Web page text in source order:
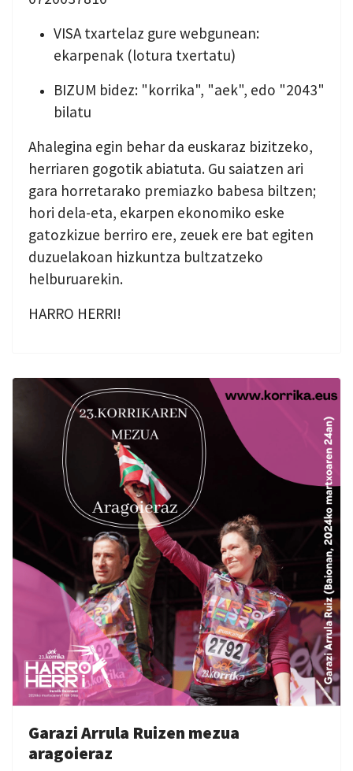
VISA txartelaz gure webgunean:
ekarpenak (lotura txertatu)
BIZUM bidez: "korrika", "aek", edo "2043"
bilatu
Ahalegina egin behar da euskaraz bizitzeko,
herriaren gogotik abiatuta. Gu saiatzen ari
gara horretarako premiazko babesa biltzen;
hori dela-eta, ekarpen ekonomiko eske
gatozkizue berriro ere, zeuek ere bat egiten
duzuelakoan hizkuntza bultzatzeko
helburuarekin.
HARRO HERRI!
Garazi Arrula Ruizen mezua
aragoieraz